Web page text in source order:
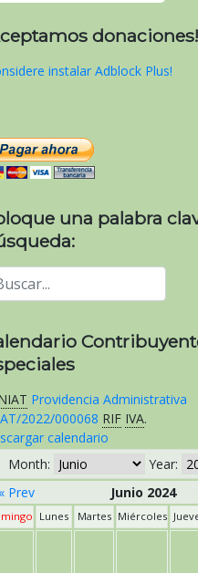
donaciones!
instalar Adblock Plus!
una palabra
Providencia Administrativa
2022/000068 RIF IVA.
calendario
Month:
Year:
« Prev
Junio 2024
Lunes Martes Miércoles